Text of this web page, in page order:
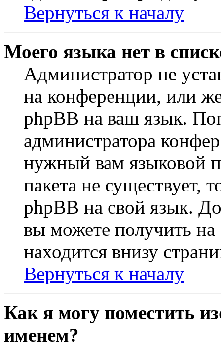
Вернуться к началу
Моего языка нет в
Администратор не
на конференции, или
phpBB на ваш язык.
администратора
нужный вам языковой
пакета не существует,
phpBB на свой язык.
вы можете получить на
находится внизу
Вернуться к началу
Как я могу поместить
именем?